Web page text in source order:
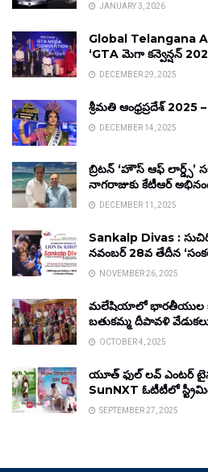
JANUARY 3, 2026
Global Telangana
‘GTA మెగా కన్వెన్షన్
DECEMBER 29, 2025
శ్రీమతి ఆంధ్రప్రదేశ్
DECEMBER 14, 2025
బ్రిటన్ ‘హౌస్ ఆఫ్ లార్డ్స్’
నాగరాజుకు కేటీఆర్
DECEMBER 11, 2025
Sankalp Divas :
నవంబర్ 28వ తేదీన
NOVEMBER 26, 2025
మలేషియాలో భారతీయుల
బతుకమ్మ దీపావళి
OCTOBER 4, 2025
యూత్ ఫుల్ లవ్ ఎంటర్
SunNXT ఓటీటీలో
SEPTEMBER 27, 2025